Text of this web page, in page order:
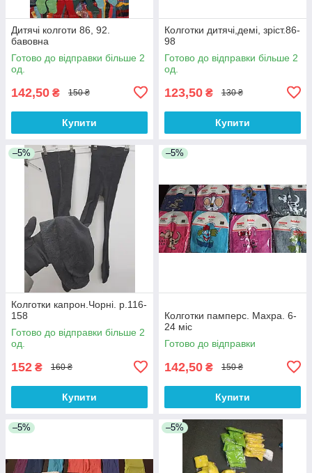
Дитячі колготи 86, 92.
бавовна
Готово до відправки більше 2
од.
142,50 ₴ 150 ₴
Купити
Колготки дитячі,демі, зріст.86-
98
Готово до відправки більше 2
од.
123,50 ₴ 130 ₴
Купити
–5%
Колготки капрон.Чорні. р.116-
158
Готово до відправки більше 2
од.
152 ₴ 160 ₴
Купити
–5%
Колготки памперс. Махра. 6-
24 міс
Готово до відправки
142,50 ₴ 150 ₴
Купити
–5% –5%